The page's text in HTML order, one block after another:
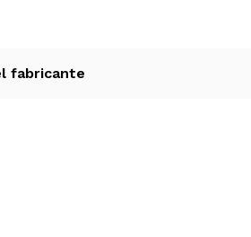
fabricante